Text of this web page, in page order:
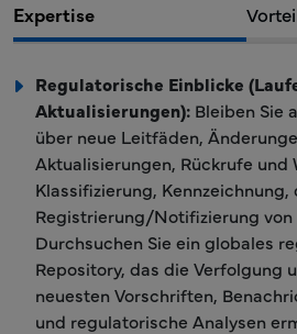
Expertise
Regulatorische Einblicke
Aktualisierungen): Bleiben Sie
über neue Leitfäden,
Aktualisierungen, Rückrufe und
Klassifizierung,
Registrierung/Notifizierung von
Durchsuchen Sie ein globales
Repository, das die Verfolgung
neuesten Vorschriften,
und regulatorische Analysen